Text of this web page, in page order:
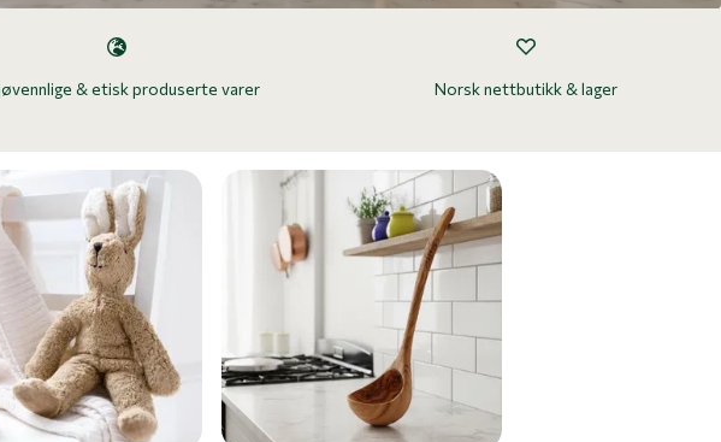
& etisk produserte varer Norsk nettbutikk & lager